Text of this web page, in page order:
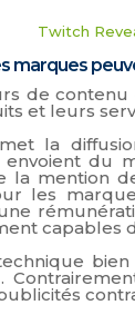
Twitch
marques
de
et leurs
la
envoient du
la mention
les
capables